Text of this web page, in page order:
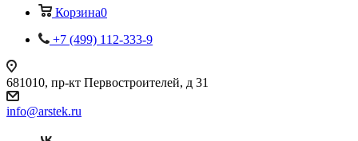
Корзина0
+7 (499) 112-333-9
681010, пр-кт Первостроителей, д 31
info@arstek.ru